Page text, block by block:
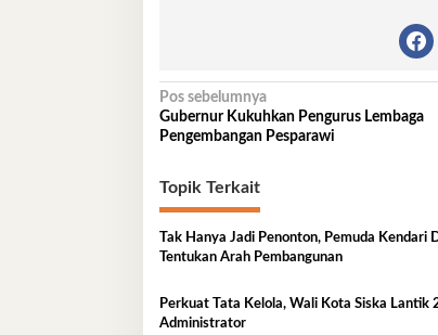
Navigasi
pos
Pos sebelumnya
Gubernur Kukuhkan Pengurus Lembaga
Pengembangan Pesparawi
Topik Terkait
Tak Hanya Jadi Penonton, Pemuda Kendari
Tentukan Arah Pembangunan
Perkuat Tata Kelola, Wali Kota Siska Lantik
Administrator